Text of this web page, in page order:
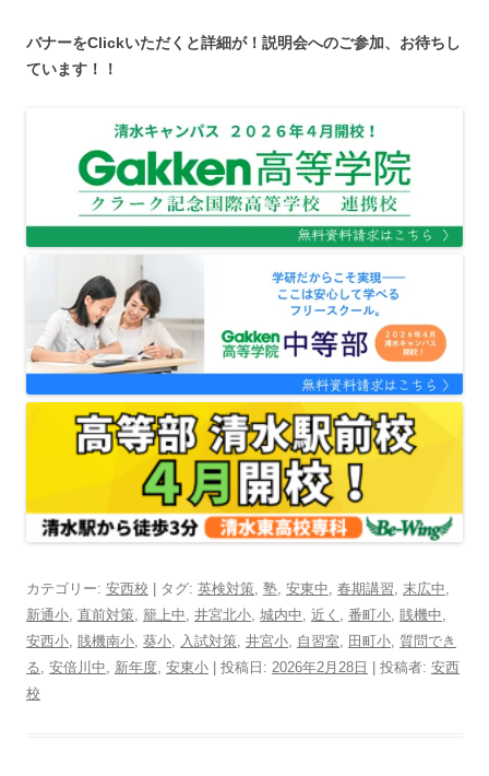
バナーをClickいただくと詳細が！説明会へのご参加、お待ちし
ています！！
カテゴリー: 安西校 | タグ: 英検対策 塾 安東中 春期講習 末広中
新通小 直前対策 籠上中 井宮北小 城内中 近く 番町小 賎機中
安西小 賎機南小 葵小 入試対策 井宮小 自習室 田町小 質問でき
る 安倍川中 新年度 安東小 | 投稿日: 2026年2月28日 投稿者: 安西
校